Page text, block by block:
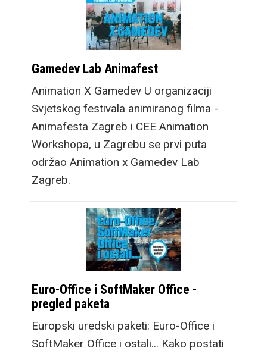
Gamedev Lab Animafest
Animation X Gamedev U organizaciji
Svjetskog festivala animiranog filma -
Animafesta Zagreb i CEE Animation
Workshopa, u Zagrebu se prvi puta
održao Animation x Gamedev Lab
Zagreb.
Euro-Office i SoftMaker Office -
pregled paketa
Europski uredski paketi: Euro-Office i
SoftMaker Office i ostali... Kako postati